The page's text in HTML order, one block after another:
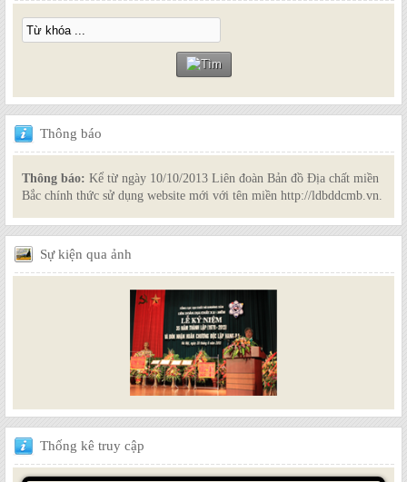
Thông báo
Thông báo: Kể từ ngày 10/10/2013 Liên đoàn Bản đồ Địa chất miền
Bắc chính thức sử dụng website mới với tên miền http://ldbddcmb.vn.
Sựkiện qua ảnh
Thống kê truy cập